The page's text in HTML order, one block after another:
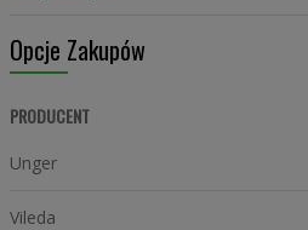
Opcje Zakupów
PRODUCENT
Unger
Vileda